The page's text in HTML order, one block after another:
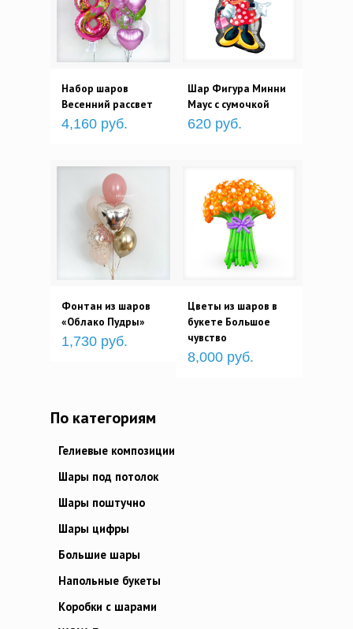
Набор шаров
Весенний рассвет
4,160 руб.
Шар Фигура Минни
Маус с сумочкой
620 руб.
Фонтан из шаров
«Облако Пудры»
1,730 руб.
Цветы из шаров в
букете Большое
чувство
8,000 руб.
По категориям
Гелиевые композиции
Шары под потолок
Шары поштучно
Шары цифры
Большие шары
Напольные букеты
Коробки с шарами